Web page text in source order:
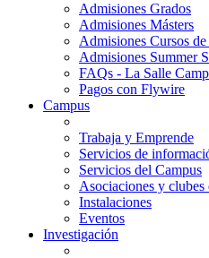
Admisiones Grados
Admisiones Másters
Admisiones Cursos
Admisiones Summer
FAQs - La Salle
Pagos con Flywire
Campus
Trabaja y Emprende
Servicios de
Servicios del Campus
Asociaciones y clubes
Instalaciones
Eventos
Investigación